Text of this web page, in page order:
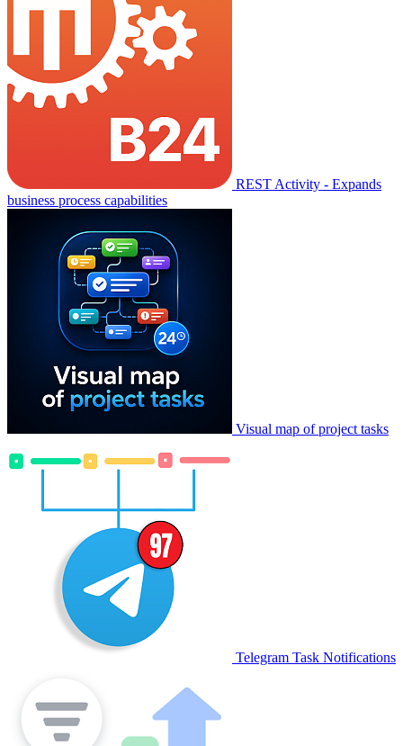
REST Activity - Expands
business process capabilities
Visual map of project tasks
Telegram Task Notifications